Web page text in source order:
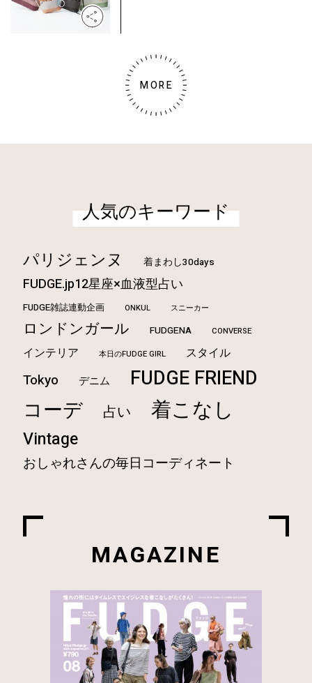
MORE
人気のキーワード
パリジェンヌ 着まわし30days
FUDGE.jp12星座×血液型占い
FUDGE雑誌連動企画 ONKUL スニーカー
ロンドンガール FUDGENA CONVERSE
インテリア 本日のFUDGE GIRL スタイル
Tokyo デニム
FUDGE FRIEND
コーデ
占い 着こなし
Vintage
おしゃれさんの毎日コーディネート
MAGAZINE